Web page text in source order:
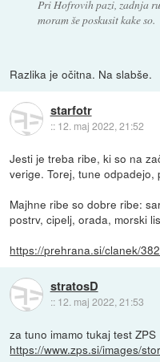
Pri Hofrovih pazi, zadnja
moram še poskusit kake so.
Razlika je očitna. Na slabše.
starfotr
:: 12. maj 2022, 21:52
Jesti je treba ribe, ki so na
verige. Torej, tune odpadejo,
Majhne ribe so dobre ribe:
postrv, cipelj, orada, morski
https://prehrana.si/clanek/
stratosD
:: 12. maj 2022, 21:53
za tuno imamo tukaj test ZPS
https://www.zps.si/images/